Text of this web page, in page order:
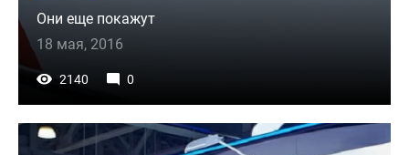
Они еще покажут
18 мая, 2016
2140 0